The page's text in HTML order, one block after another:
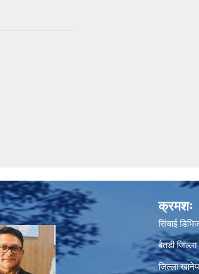
क्रमशः
सिंचाई
बैतडी
जिल्ला